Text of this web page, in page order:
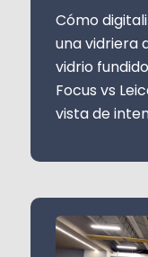
Cómo
una vidriera
vidrio
Focus vs
vista de